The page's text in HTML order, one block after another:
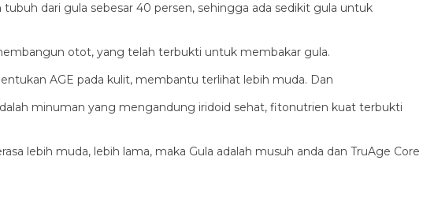
dari gula sebesar 40 persen, sehingga ada sedikit gula untuk
otot, yang telah terbukti untuk membakar gula.
AGE pada kulit, membantu terlihat lebih muda. Dan
minuman yang mengandung iridoid sehat, fitonutrien kuat terbukti
lebih muda, lebih lama, maka Gula adalah musuh anda dan TruAge Core